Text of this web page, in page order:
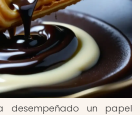
desempeñado un papel